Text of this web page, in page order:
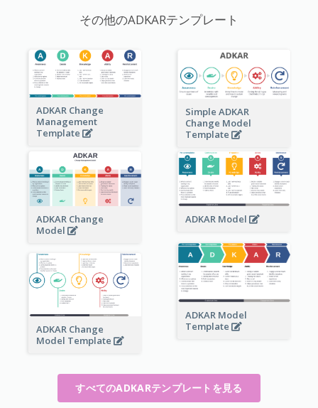
その他のADKARテンプレート
ADKAR Change
Management
Template
Simple ADKAR
Change Model
Template
ADKAR Change
Model
ADKAR Model
ADKAR Model
Template
ADKAR Change
Model Template
すべてのADKARテンプレートを見る